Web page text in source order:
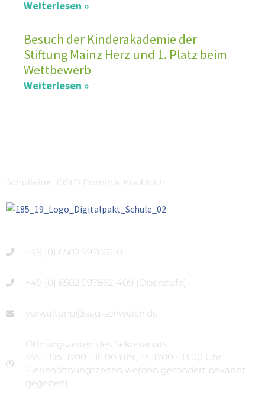
Weiterlesen »
Besuch der Kinderakademie der
Stiftung Mainz Herz und 1. Platz beim
Wettbewerb
Weiterlesen »
Schulleiter: OStD Dominik Knobloch
+49 (0) 6502 997862-0
+49 (0) 6502 997862-409 (Oberstufe)
verwaltung@sag-schweich.de
Öffnungszeiten des Sekretariats:
Mo. - Do.: 8:00 - 16:00 Uhr, Fr.: 8:00 - 13:00 Uhr
(Ferienöffnungszeiten werden gesondert bekannt
gegeben)